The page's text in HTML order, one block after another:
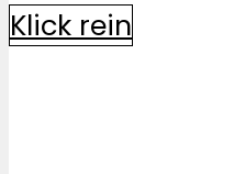
Klick rein